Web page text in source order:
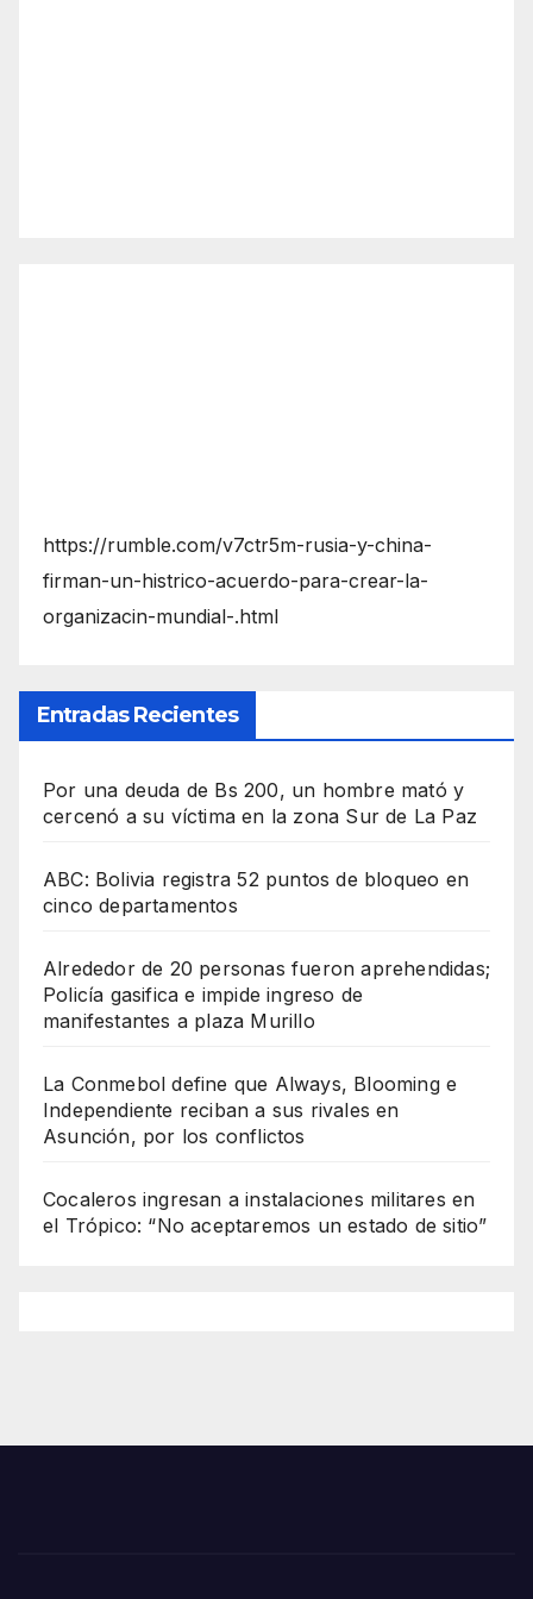
https://rumble.com/v7ctr5m-rusia-y-china-
firman-un-histrico-acuerdo-para-crear-la-
organizacin-mundial-.html
Entradas Recientes
Por una deuda de Bs 200, un hombre mató y
cercenó a su víctima en la zona Sur de La Paz
ABC: Bolivia registra 52 puntos de bloqueo en
cinco departamentos
Alrededor de 20 personas fueron aprehendidas;
Policía gasifica e impide ingreso de
manifestantes a plaza Murillo
La Conmebol define que Always, Blooming e
Independiente reciban a sus rivales en
Asunción, por los conflictos
Cocaleros ingresan a instalaciones militares en
el Trópico: “No aceptaremos un estado de sitio”